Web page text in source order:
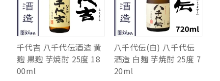
千代吉 八千代伝酒造 黄
麹 黒麹 芋焼酎 25度 18
00ml
八千代伝(白) 八千代伝
酒造 白麹 芋焼酎 25度 7
20ml